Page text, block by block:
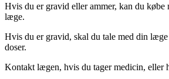
Hvis du er gravid eller ammer, kan du
læge.
Hvis du er gravid, skal du tale med din
doser.
Kontakt lægen, hvis du tager medicin, eller